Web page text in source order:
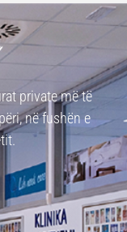
private më të
në fushën e